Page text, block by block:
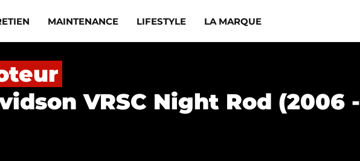
MAINTENANCE LIFESTYLE LA MARQUE
VRSC Night Rod (2006 -